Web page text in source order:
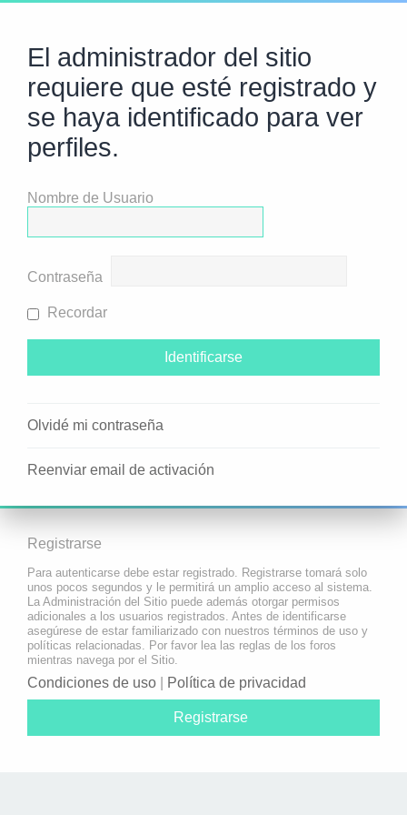
El administrador del sitio
requiere que esté registrado y
se haya identificado para ver
perfiles.
Nombre de Usuario
Contraseña
Recordar
Olvidé mi contraseña
Reenviar email de activación
Registrarse
Para autenticarse debe estar registrado. Registrarse tomará solo
unos pocos segundos y le permitirá un amplio acceso al sistema.
La Administración del Sitio puede además otorgar permisos
adicionales a los usuarios registrados. Antes de identificarse
asegúrese de estar familiarizado con nuestros términos de uso y
políticas relacionadas. Por favor lea las reglas de los foros
mientras navega por el Sitio.
Condiciones de uso Política de privacidad
Registrarse